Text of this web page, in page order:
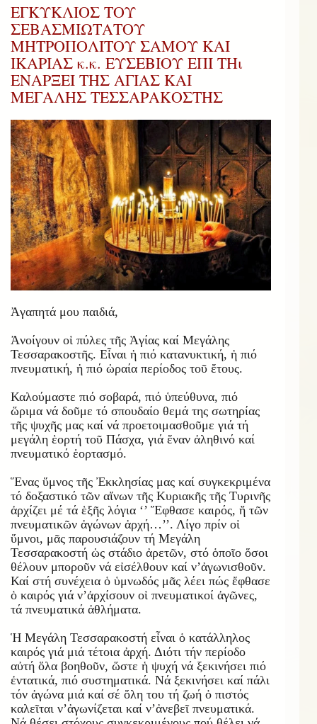
ΕΓΚΥΚΛΙΟΣ ΤΟΥ
ΣΕΒΑΣΜΙΩΤΑΤΟΥ
ΜΗΤΡΟΠΟΛΙΤΟΥ ΣΑΜΟΥ ΚΑΙ
ΙΚΑΡΙΑΣ κ.κ. ΕΥΣΕΒΙΟΥ ΕΠΙ ΤΗι
ΕΝΑΡΞΕΙ ΤΗΣ ΑΓΙΑΣ ΚΑΙ
ΜΕΓΑΛΗΣ ΤΕΣΣΑΡΑΚΟΣΤΗΣ
Ἀγαπητά μου παιδιά,
Ἀνοίγουν οἱ πύλες τῆς Ἁγίας καί Μεγάλης
Τεσσαρακοστῆς. Εἶναι ἡ πιό κατανυκτική, ἡ πιό
πνευματική, ἡ πιό ὡραία περίοδος τοῦ ἔτους.
Καλούμαστε πιό σοβαρά, πιό ὑπεύθυνα, πιό
ὥριμα νά δοῦμε τό σπουδαίο θεμά της σωτηρίας
τῆς ψυχῆς μας καί νά προετοιμασθοῦμε γιά τή
μεγάλη ἑορτή τοῦ Πάσχα, γιά ἕναν ἀληθινό καί
πνευματικό ἑορτασμό.
Ἕνας ὕμνος τῆς Ἐκκλησίας μας καί συγκεκριμένα
τό δοξαστικό τῶν αἴνων τῆς Κυριακῆς τῆς Τυρινῆς
ἀρχίζει μέ τά ἑξῆς λόγια ‘’ Ἔφθασε καιρός, ἥ τῶν
πνευματικῶν ἀγώνων ἀρχή…’’. Λίγο πρίν οἱ
ὕμνοι, μᾶς παρουσιάζουν τή Μεγάλη
Τεσσαρακοστή ὡς στάδιο ἀρετῶν, στό ὁποῖο ὅσοι
θέλουν μποροῦν νά εἰσέλθουν καί ν’ἀγωνισθοῦν.
Καί στή συνέχεια ὁ ὑμνωδός μᾶς λέει πώς ἔφθασε
ὁ καιρός γιά ν’ἀρχίσουν οἱ πνευματικοί ἀγῶνες,
τά πνευματικά ἀθλήματα.
Ἡ Μεγάλη Τεσσαρακοστή εἶναι ὁ κατάλληλος
καιρός γιά μιά τέτοια ἀρχή. Διότι τήν περίοδο
αὐτή ὅλα βοηθοῦν, ὥστε ἡ ψυχή νά ξεκινήσει πιό
ἐντατικά, πιό συστηματικά. Νά ξεκινήσει καί πάλι
τόν ἀγώνα μιά καί σέ ὅλη του τή ζωή ὁ πιστός
καλεῖται ν’ἀγωνίζεται καί ν’ἀνεβεῖ πνευματικά.